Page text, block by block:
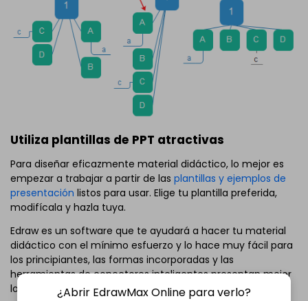
Utiliza plantillas de PPT atractivas
Para diseñar eficazmente material didáctico, lo mejor es
empezar a trabajar a partir de las plantillas y ejemplos de
presentación listos para usar. Elige tu plantilla preferida,
modifícala y hazla tuya.
Edraw es un software que te ayudará a hacer tu material
didáctico con el mínimo esfuerzo y lo hace muy fácil para
los principiantes, las formas incorporadas y las
herramientas de conectores inteligentes presentan mejor
los conceptos y su relación.
¿Abrir EdrawMax Online para verlo?